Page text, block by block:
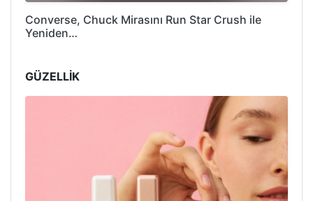
Converse, Chuck Mirasını Run Star Crush ile
Yeniden…
GÜZELLİK